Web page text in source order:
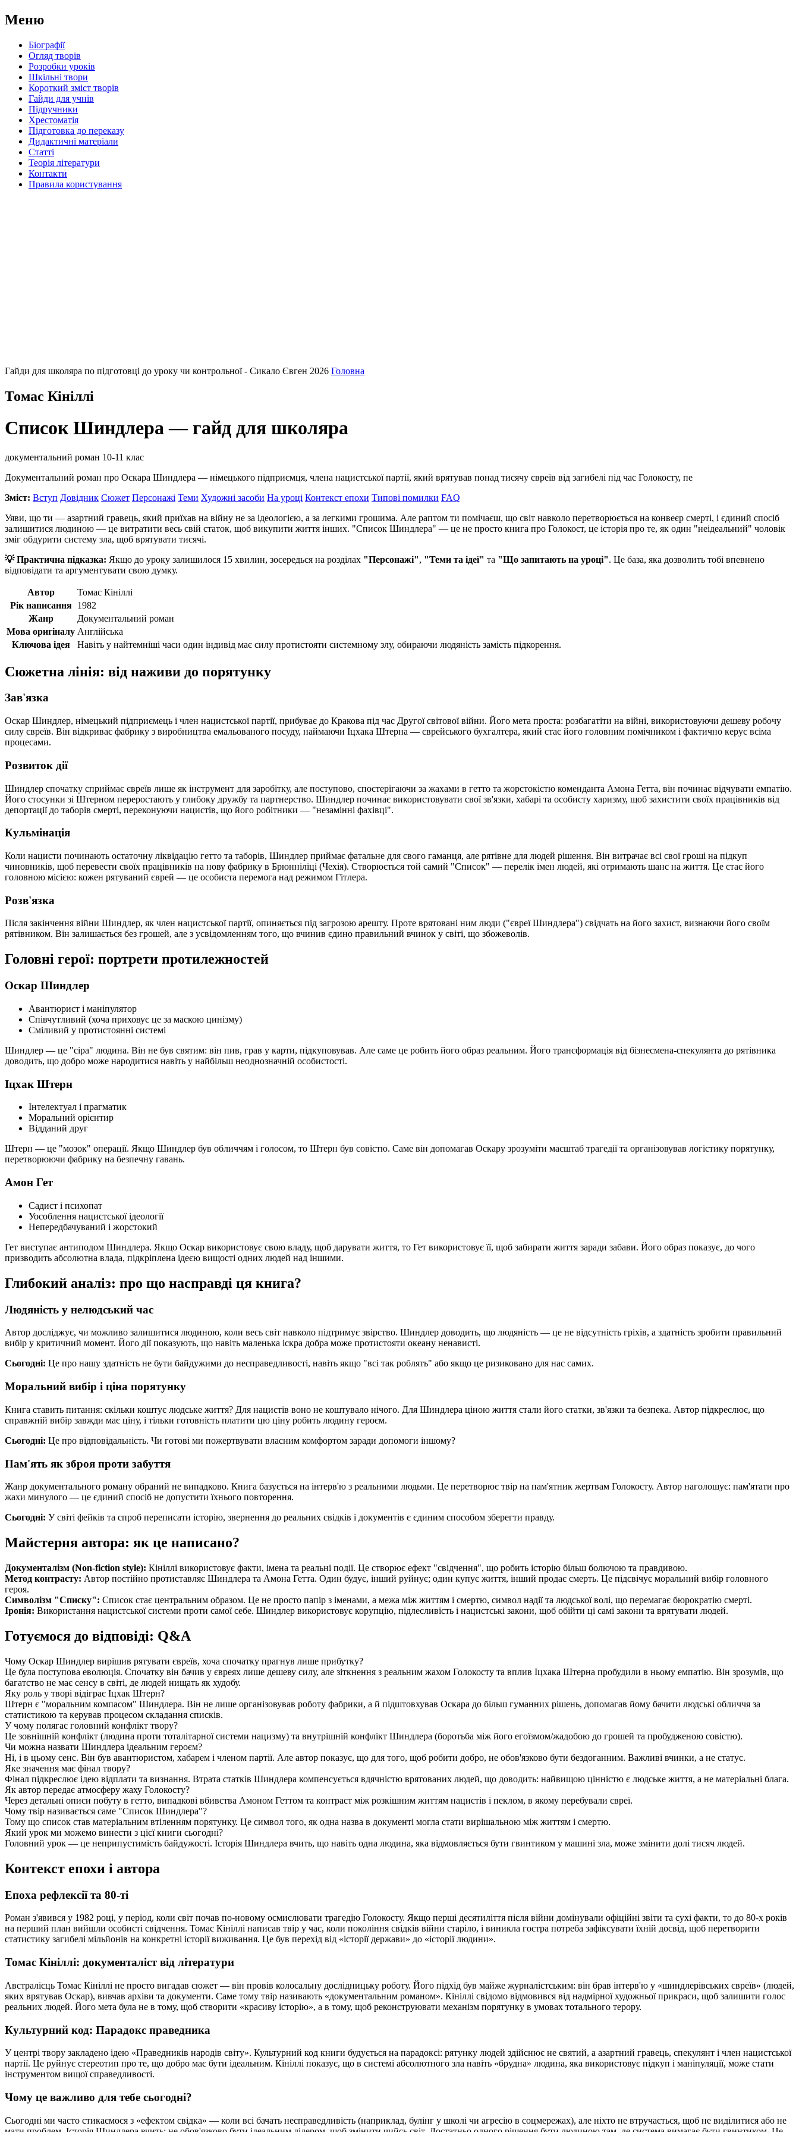
Меню
Біографії
Огляд творів
Розробки уроків
Шкільні твори
Короткий зміст творів
Гайди для учнів
Підручники
Хрестоматія
Підготовка до переказу
Дидактичні матеріали
Статті
Теорія літератури
Контакти
Правила користування
Гайди для школяра по підготовці до уроку чи контрольної - Сикало Євген 2026 Головна
Томас Кініллі
Список Шиндлера — гайд для школяра
документальний роман 10-11 клас
Документальний роман про Оскара Шиндлера — німецького підприємця, члена нацистської партії, який врятував понад тисячу євреїв від загибелі під час Голокосту, пе
Зміст: Вступ Довідник Сюжет Персонажі Теми Художні засоби На уроці Контекст епохи Типові помилки FAQ
Уяви, що ти — азартний гравець, який приїхав на війну не за ідеологією, а за легкими грошима. Але раптом ти помічаєш, що світ навколо перетворюється на конвеєр смерті, і єдиний спосіб
залишитися людиною — це витратити весь свій статок, щоб викупити життя інших. "Список Шиндлера" — це не просто книга про Голокост, це історія про те, як один "неідеальний" чоловік
зміг обдурити систему зла, щоб врятувати тисячі.
💡 Практична підказка: Якщо до уроку залишилося 15 хвилин, зосередься на розділах "Персонажі", "Теми та ідеї" та "Що запитають на уроці". Це база, яка дозволить тобі впевнено
відповідати та аргументувати свою думку.
Автор
Томас Кініллі
Рік написання
1982
Жанр
Документальний роман
Мова оригіналу Англійська
Ключова ідея
Навіть у найтемніші часи один індивід має силу протистояти системному злу, обираючи людяність замість підкорення.
Сюжетна лінія: від наживи до порятунку
Зав'язка
Оскар Шиндлер, німецький підприємець і член нацистської партії, прибуває до Кракова під час Другої світової війни. Його мета проста: розбагатіти на війні, використовуючи дешеву робочу
силу євреїв. Він відкриває фабрику з виробництва емальованого посуду, наймаючи Іцхака Штерна — єврейського бухгалтера, який стає його головним помічником і фактично керує всіма
процесами.
Розвиток дії
Шиндлер спочатку сприймає євреїв лише як інструмент для заробітку, але поступово, спостерігаючи за жахами в гетто та жорстокістю коменданта Амона Гетта, він починає відчувати емпатію.
Його стосунки зі Штерном переростають у глибоку дружбу та партнерство. Шиндлер починає використовувати свої зв'язки, хабарі та особисту харизму, щоб захистити своїх працівників від
депортації до таборів смерті, переконуючи нацистів, що його робітники — "незамінні фахівці".
Кульмінація
Коли нацисти починають остаточну ліквідацію гетто та таборів, Шиндлер приймає фатальне для свого гаманця, але рятівне для людей рішення. Він витрачає всі свої гроші на підкуп
чиновників, щоб перевести своїх працівників на нову фабрику в Брюнніліці (Чехія). Створюється той самий "Список" — перелік імен людей, які отримають шанс на життя. Це стає його
головною місією: кожен рятуваний єврей — це особиста перемога над режимом Гітлера.
Розв'язка
Після закінчення війни Шиндлер, як член нацистської партії, опиняється під загрозою арешту. Проте врятовані ним люди ("євреї Шиндлера") свідчать на його захист, визнаючи його своїм
рятівником. Він залишається без грошей, але з усвідомленням того, що вчинив єдино правильний вчинок у світі, що збожеволів.
Головні герої: портрети протилежностей
Оскар Шиндлер
Авантюрист і маніпулятор
Співчутливий (хоча приховує це за маскою цинізму)
Сміливий у протистоянні системі
Шиндлер — це "сіра" людина. Він не був святим: він пив, грав у карти, підкуповував. Але саме це робить його образ реальним. Його трансформація від бізнесмена-спекулянта до рятівника
доводить, що добро може народитися навіть у найбільш неоднозначній особистості.
Іцхак Штерн
Інтелектуал і прагматик
Моральний орієнтир
Відданий друг
Штерн — це "мозок" операції. Якщо Шиндлер був обличчям і голосом, то Штерн був совістю. Саме він допомагав Оскару зрозуміти масштаб трагедії та організовував логістику порятунку,
перетворюючи фабрику на безпечну гавань.
Амон Гет
Садист і психопат
Уособлення нацистської ідеології
Непередбачуваний і жорстокий
Гет виступає антиподом Шиндлера. Якщо Оскар використовує свою владу, щоб дарувати життя, то Гет використовує її, щоб забирати життя заради забави. Його образ показує, до чого
призводить абсолютна влада, підкріплена ідеєю вищості одних людей над іншими.
Глибокий аналіз: про що насправді ця книга?
Людяність у нелюдський час
Автор досліджує, чи можливо залишитися людиною, коли весь світ навколо підтримує звірство. Шиндлер доводить, що людяність — це не відсутність гріхів, а здатність зробити правильний
вибір у критичний момент. Його дії показують, що навіть маленька іскра добра може протистояти океану ненависті.
Сьогодні: Це про нашу здатність не бути байдужими до несправедливості, навіть якщо "всі так роблять" або якщо це ризиковано для нас самих.
Моральний вибір і ціна порятунку
Книга ставить питання: скільки коштує людське життя? Для нацистів воно не коштувало нічого. Для Шиндлера ціною життя стали його статки, зв'язки та безпека. Автор підкреслює, що
справжній вибір завжди має ціну, і тільки готовність платити цю ціну робить людину героєм.
Сьогодні: Це про відповідальність. Чи готові ми пожертвувати власним комфортом заради допомоги іншому?
Пам'ять як зброя проти забуття
Жанр документального роману обраний не випадково. Книга базується на інтерв'ю з реальними людьми. Це перетворює твір на пам'ятник жертвам Голокосту. Автор наголошує: пам'ятати про
жахи минулого — це єдиний спосіб не допустити їхнього повторення.
Сьогодні: У світі фейків та спроб переписати історію, звернення до реальних свідків і документів є єдиним способом зберегти правду.
Майстерня автора: як це написано?
Документалізм (Non-fiction style): Кініллі використовує факти, імена та реальні події. Це створює ефект "свідчення", що робить історію більш болючою та правдивою.
Метод контрасту: Автор постійно протиставляє Шиндлера та Амона Гетта. Один будує, інший руйнує; один купує життя, інший продає смерть. Це підсвічує моральний вибір головного
героя.
Символізм "Списку": Список стає центральним образом. Це не просто папір з іменами, а межа між життям і смертю, символ надії та людської волі, що перемагає бюрократію смерті.
Іронія: Використання нацистської системи проти самої себе. Шиндлер використовує корупцію, підлесливість і нацистські закони, щоб обійти ці самі закони та врятувати людей.
Готуємося до відповіді: Q&A
Чому Оскар Шиндлер вирішив рятувати євреїв, хоча спочатку прагнув лише прибутку?
Це була поступова еволюція. Спочатку він бачив у євреях лише дешеву силу, але зіткнення з реальним жахом Голокосту та вплив Іцхака Штерна пробудили в ньому емпатію. Він зрозумів, що
багатство не має сенсу в світі, де людей нищать як худобу.
Яку роль у творі відіграє Іцхак Штерн?
Штерн є "моральним компасом" Шиндлера. Він не лише організовував роботу фабрики, а й підштовхував Оскара до більш гуманних рішень, допомагав йому бачити людські обличчя за
статистикою та керував процесом складання списків.
У чому полягає головний конфлікт твору?
Це зовнішній конфлікт (людина проти тоталітарної системи нацизму) та внутрішній конфлікт Шиндлера (боротьба між його егоїзмом/жадобою до грошей та пробудженою совістю).
Чи можна назвати Шиндлера ідеальним героєм?
Ні, і в цьому сенс. Він був авантюристом, хабарем і членом партії. Але автор показує, що для того, щоб робити добро, не обов'язково бути бездоганним. Важливі вчинки, а не статус.
Яке значення має фінал твору?
Фінал підкреслює ідею відплати та визнання. Втрата статків Шиндлера компенсується вдячністю врятованих людей, що доводить: найвищою цінністю є людське життя, а не матеріальні блага.
Як автор передає атмосферу жаху Голокосту?
Через детальні описи побуту в гетто, випадкові вбивства Амоном Геттом та контраст між розкішним життям нацистів і пеклом, в якому перебували євреї.
Чому твір називається саме "Список Шиндлера"?
Тому що список став матеріальним втіленням порятунку. Це символ того, як одна назва в документі могла стати вирішальною між життям і смертю.
Який урок ми можемо винести з цієї книги сьогодні?
Головний урок — це неприпустимість байдужості. Історія Шиндлера вчить, що навіть одна людина, яка відмовляється бути гвинтиком у машині зла, може змінити долі тисяч людей.
Контекст епохи і автора
Епоха рефлексії та 80-ті
Роман з'явився у 1982 році, у період, коли світ почав по-новому осмислювати трагедію Голокосту. Якщо перші десятиліття після війни домінували офіційні звіти та сухі факти, то до 80-х років
на перший план вийшли особисті свідчення. Томас Кініллі написав твір у час, коли покоління свідків війни старіло, і виникла гостра потреба зафіксувати їхній досвід, щоб перетворити
статистику загибелі мільйонів на конкретні історії виживання. Це був перехід від «історії держави» до «історії людини».
Томас Кініллі: документаліст від літератури
Австралієць Томас Кініллі не просто вигадав сюжет — він провів колосальну дослідницьку роботу. Його підхід був майже журналістським: він брав інтерв'ю у «шиндлерівських євреїв» (людей,
яких врятував Оскар), вивчав архіви та документи. Саме тому твір називають «документальним романом». Кініллі свідомо відмовився від надмірної художньої прикраси, щоб залишити голос
реальних людей. Його мета була не в тому, щоб створити «красиву історію», а в тому, щоб реконструювати механізм порятунку в умовах тотального терору.
Культурний код: Парадокс праведника
У центрі твору закладено ідею «Праведників народів світу». Культурний код книги будується на парадоксі: рятунку людей здійснює не святий, а азартний гравець, спекулянт і член нацистської
партії. Це руйнує стереотип про те, що добро має бути ідеальним. Кініллі показує, що в системі абсолютного зла навіть «брудна» людина, яка використовує підкуп і маніпуляції, може стати
інструментом вищої справедливості.
Чому це важливо для тебе сьогодні?
Сьогодні ми часто стикаємося з «ефектом свідка» — коли всі бачать несправедливість (наприклад, булінг у школі чи агресію в соцмережах), але ніхто не втручається, щоб не виділитися або не